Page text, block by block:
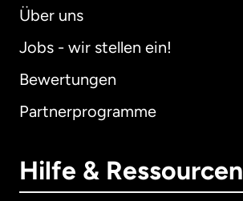
Über uns
Jobs - wir stellen ein!
Bewertungen
Partnerprogramme
Hilfe & Ressourcen